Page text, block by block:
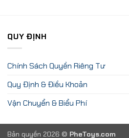
QUY ĐỊNH
Chính Sách Quyền Riêng Tư
Quy Định & Điều Khoản
Vận Chuyển & Biểu Phí
Bản quyền 2026 © PheToys.com